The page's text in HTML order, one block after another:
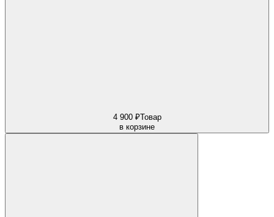
4 900 ₽Товар
в корзине